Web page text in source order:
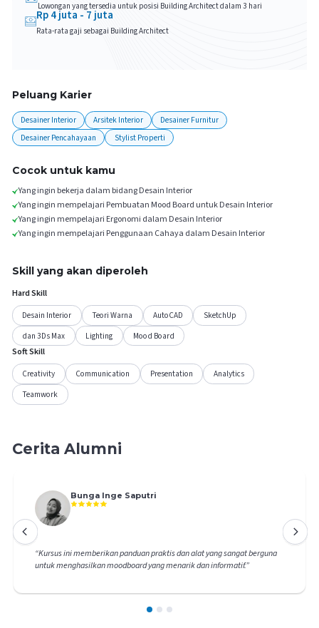
Peluang Karier
Desainer Interior Arsitek Interior
Desainer Furnitur
Desainer Pencahayaan
Stylist Properti
Lowongan yang tersedia untuk posisi Building Architectdalam 3 hari
Rp4juta - 7juta
Rata-rata gaji sebagai Building Architect
Cocok untuk kamu
Yang ingin bekerja dalam bidang Desain Interior
Yang ingin mempelajari Pembuatan Mood Board untuk Desain Interior
Yang ingin mempelajari Ergonomi dalam Desain Interior
Yang ingin mempelajari Penggunaan Cahaya dalam Desain Interior
Skill yang akan diperoleh
Hard Skill
Desain Interior
Teori Warna AutoCAD
SketchUp
dan 3Ds Max
Lighting
Mood Board
Soft Skill
Creativity
Communication Presentation
Analytics
Teamwork
Cerita Alumni
Bunga Inge Saputri
“Kursus ini memberikan panduan praktis dan alat yang sangat berguna
untuk menghasilkan moodboard yang menarik dan informatif.”
1 2 3